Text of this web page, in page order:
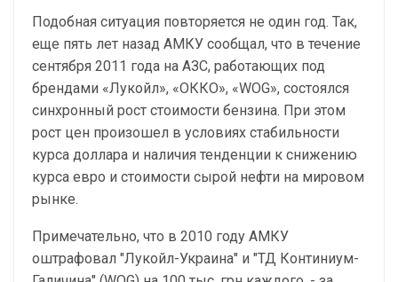
Подобная ситуация повторяется не один год. Так,
еще пять лет назад АМКУ сообщал, что в течение
сентября 2011 года на АЗС, работающих под
брендами «Лукойл», «ОККО», «WOG», состоялся
синхронный рост стоимости бензина. При этом
рост цен произошел в условиях стабильности
курса доллара и наличия тенденции к снижению
курса евро и стоимости сырой нефти на мировом
рынке.
Примечательно, что в 2010 году АМКУ
оштрафовал "Лукойл-Украина" и "ТД Континиум-